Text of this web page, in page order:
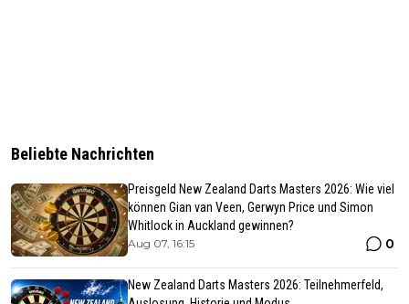
Beliebte Nachrichten
Preisgeld New Zealand Darts Masters 2026: Wie viel
können Gian van Veen, Gerwyn Price und Simon
Whitlock in Auckland gewinnen?
Aug 07, 16:15 0
New Zealand Darts Masters 2026: Teilnehmerfeld,